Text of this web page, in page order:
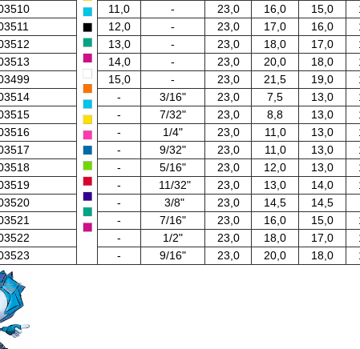
11,0 - 23,0 16,0 15,0
12,0 - 23,0 17,0 16,0
13,0 - 23,0 18,0 17,0
14,0 - 23,0 20,0 18,0
15,0 - 23,0 21,5 19,0
- 3/16" 23,0 7,5 13,0
- 7/32" 23,0 8,8 13,0
- 1/4" 23,0 11,0 13,0
- 9/32" 23,0 11,0 13,0
- 5/16" 23,0 12,0 13,0
- 11/32" 23,0 13,0 14,0
- 3/8" 23,0 14,5 14,5
- 7/16" 23,0 16,0 15,0
- 1/2" 23,0 18,0 17,0
- 9/16" 23,0 20,0 18,0